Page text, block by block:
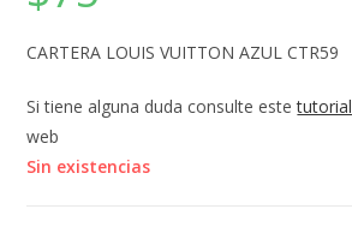
CARTERA LOUIS VUITTON AZUL CTR59
Si tiene alguna duda consulte estetutorial
web
Sin existencias